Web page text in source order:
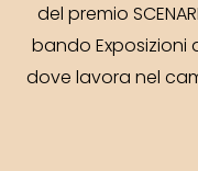
del premio
bando Exposizioni
dove lavora nel